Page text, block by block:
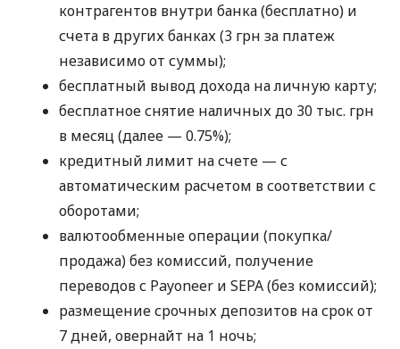
контрагентов внутри банка (бесплатно) и
счета в других банках (3 грн за платеж
независимо от суммы);
бесплатный вывод дохода на личную карту;
бесплатное снятие наличных до 30 тыс. грн
в месяц (далее — 0.75%);
кредитный лимит на счете — с
автоматическим расчетом в соответствии с
оборотами;
валютообменные операции (покупка/
продажа) без комиссий, получение
переводов с Payoneer и SEPA (без комиссий);
размещение срочных депозитов на срок от
7 дней, овернайт на 1 ночь;